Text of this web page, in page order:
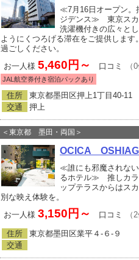
≪7月16日オープン。
ジデンス≫ 東京スカ
洗濯機付きの広々と
ようにくつろげる滞在をご提供します
過ごしください。
お一人様 5,460円～ 口コミ （
JAL航空券付き宿泊パックあり
住所
東京都墨田区押上1丁目40‐11
交通
押上
＜東京都 墨田・両国＞
OCICA
≪誰にも邪魔されな
るホテル≫ 推しカラ
ップテラスからはス
別な映え体験を。
お一人様 3,150円～ 口コミ （
住所
東京都墨田区業平４‐６‐９
交通